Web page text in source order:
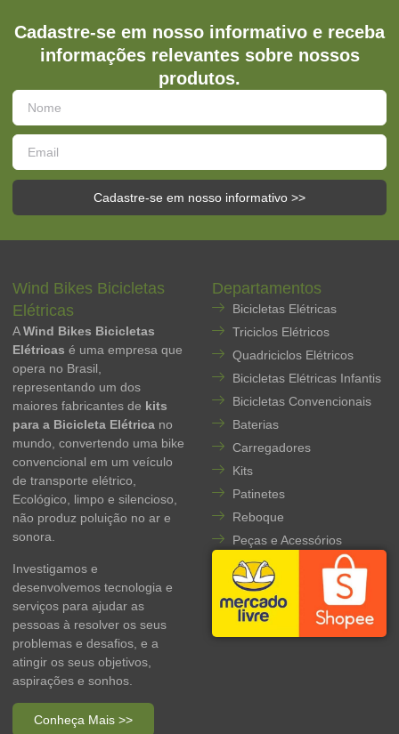
Cadastre-se em nosso informativo e receba
informações relevantes sobre nossos
produtos.
Cadastre-se em nosso informativo >>
Wind Bikes Bicicletas
Elétricas
AWind Bikes Bicicletas
Elétricas é uma empresa que
opera no Brasil,
representando um dos
maiores fabricantes de kits
para a Bicicleta Elétrica no
mundo, convertendo uma bike
convencional em um veículo
de transporte elétrico,
Ecológico, limpo e silencioso,
não produz poluição no ar e
sonora.
Investigamos e
desenvolvemos tecnologia e
serviços para ajudar as
pessoas à resolver os seus
problemas e desafios, e a
atingir os seus objetivos,
aspirações e sonhos.
Conheça Mais >>
Departamentos
Bicicletas Elétricas
Triciclos Elétricos
Quadriciclos Elétricos
Bicicletas Elétricas Infantis
Bicicletas Convencionais
Baterias
Carregadores
Kits
Patinetes
Reboque
Peças e Acessórios